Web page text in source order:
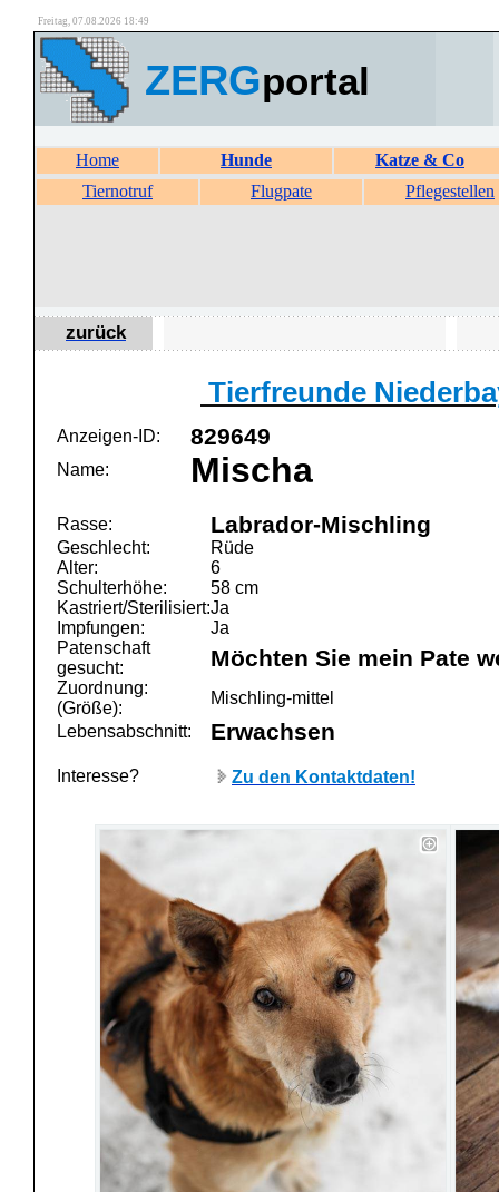
Freitag, 07.08.2026 18:49
ZERGportal
Home Hunde
Katze & Co
Tiernotruf
Flugpate Pflegestellen
zurück
Tierfreunde
Anzeigen-ID: 829649
Name: Mischa
Rasse: Labrador-Mischling
Geschlecht:
Rüde
Alter:
6
Schulterhöhe:
58 cm
Kastriert/Sterilisiert:Ja
Impfungen:
Ja
Patenschaft
gesucht:
Möchten Sie mein Pate
Zuordnung:
(Größe):
Mischling-mittel
Lebensabschnitt:
Erwachsen
Interesse? Zu den Kontaktdaten!